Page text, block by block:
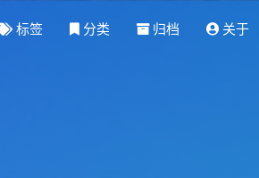
标签 分类 归档 关于